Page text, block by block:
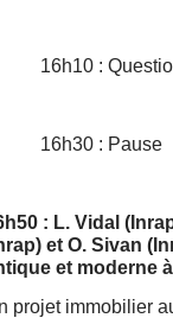
:
: Pause
: L. Vidal
et O. Sivan
et moderne
projet immobilier